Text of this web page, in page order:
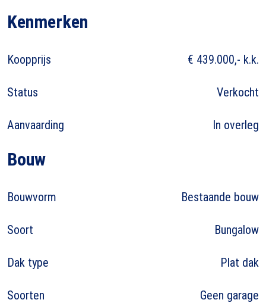
Kenmerken
Koopprijs € 439.000,- k.k.
Status Verkocht
Aanvaarding In overleg
Bouw
Bouwvorm Bestaande bouw
Soort Bungalow
Dak type Plat dak
Soorten Geen garage